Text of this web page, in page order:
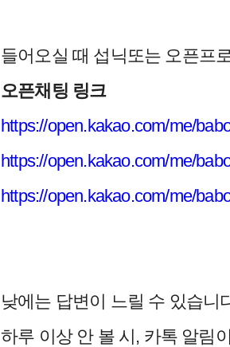
들어오실 때 섭닉또는 오픈프
오픈채팅 링크
https://open.kakao.com/me/
https://open.kakao.com/me/
https://open.kakao.com/me/
낮에는 답변이 느릴 수 있습니
하루 이상 안 볼 시, 카톡 알림